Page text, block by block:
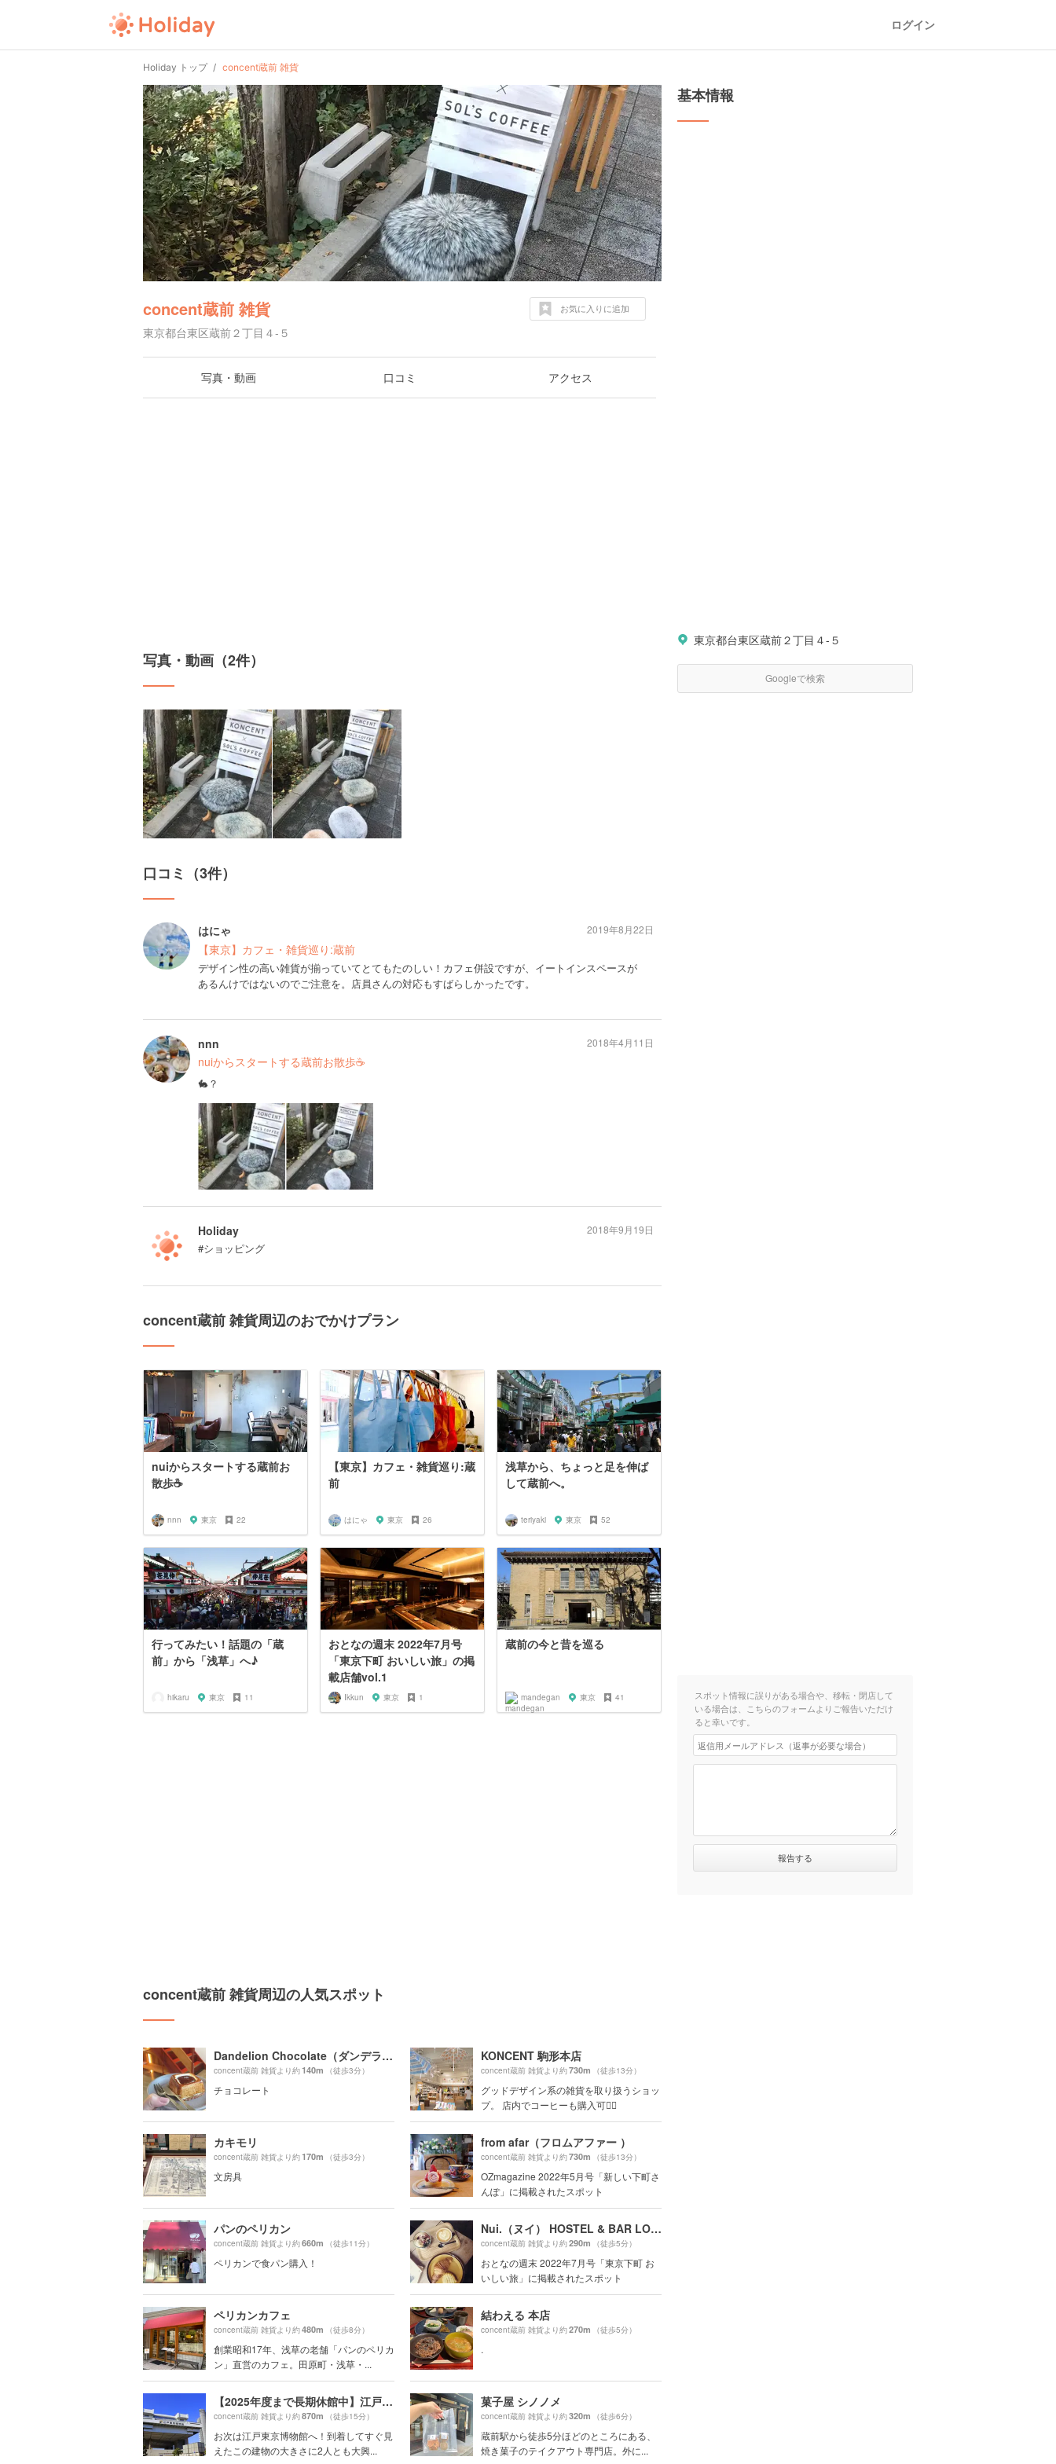
ログイン
Holiday トップ concent蔵前 雑貨
concent蔵前 雑貨
東京都台東区蔵前２丁目４-５
お気に入りに追加
写真・動画 口コミ アクセス
写真・動画（2件）
口コミ（3件）
はにゃ
【東京】カフェ・雑貨巡り:蔵前
デザイン性の高い雑貨が揃っていてとてもたのしい！カフェ併設ですが、イートインスペースが
あるんけではないのでご注意を。店員さんの対応もすばらしかったです。
2019年8月22日
nnn
nuiからスタートする蔵前お散歩☕️
🐇？
2018年4月11日
Holiday
#ショッピング
2018年9月19日
concent蔵前 雑貨周辺のおでかけプラン
nuiからスタートする蔵前お
散歩☕️
nnn 東京 22
【東京】カフェ・雑貨巡り:蔵
前
はにゃ 東京 26
浅草から、ちょっと足を伸ば
して蔵前へ。
teriyaki 東京 52
行ってみたい！話題の「蔵
前」から「浅草」へ♪
hikaru 東京 11
おとなの週末 2022年7月号
「東京下町 おいしい旅」の掲
載店舗vol.1
Ikkun 東京 1
蔵前の今と昔を巡る
mandegan 東京 41
concent蔵前 雑貨周辺の人気スポット
Dandelion Chocolate（ダンデライオンチョコレート）
concent蔵前 雑貨より約140m （徒歩3分）
チョコレート
KONCENT 駒形本店
concent蔵前 雑貨より約730m （徒歩13分）
グッドデザイン系の雑貨を取り扱うショッ
プ。 店内でコーヒーも購入可🙆‍♀️
カキモリ
concent蔵前 雑貨より約170m （徒歩3分）
文房具
from afar（フロムアファー ）
concent蔵前 雑貨より約730m （徒歩13分）
OZmagazine 2022年5月号「新しい下町さ
んぽ」に掲載されたスポット
パンのペリカン
concent蔵前 雑貨より約660m （徒歩11分）
ペリカンで食パン購入！
Nui.（ヌイ） HOSTEL & BAR LOUNGE
concent蔵前 雑貨より約290m （徒歩5分）
おとなの週末 2022年7月号「東京下町 お
いしい旅」に掲載されたスポット
ペリカンカフェ
concent蔵前 雑貨より約480m （徒歩8分）
創業昭和17年、浅草の老舗「パンのペリカ
ン」直営のカフェ。田原町・浅草・...
結わえる 本店
concent蔵前 雑貨より約270m （徒歩5分）
.
【2025年度まで長期休館中】江戸東京博物館
concent蔵前 雑貨より約870m （徒歩15分）
お次は江戸東京博物館へ！到着してすぐ見
えたこの建物の大きさに2人とも大興...
菓子屋 シノノメ
concent蔵前 雑貨より約320m （徒歩6分）
蔵前駅から徒歩5分ほどのところにある、
焼き菓子のテイクアウト専門店。外に...
基本情報
東京都台東区蔵前２丁目４-５
Googleで検索
スポット情報に誤りがある場合や、移転・閉店して
いる場合は、こちらのフォームよりご報告いただけ
ると幸いです。